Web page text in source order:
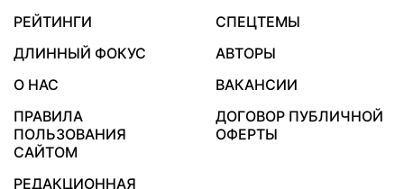
РЕЙТИНГИ
СПЕЦТЕМЫ
ДЛИННЫЙ ФОКУС
АВТОРЫ
О НАС
ВАКАНСИИ
ПРАВИЛА
ПОЛЬЗОВАНИЯ
САЙТОМ
ДОГОВОР ПУБЛИЧНОЙ
ОФЕРТЫ
РЕДАКЦИОННАЯ